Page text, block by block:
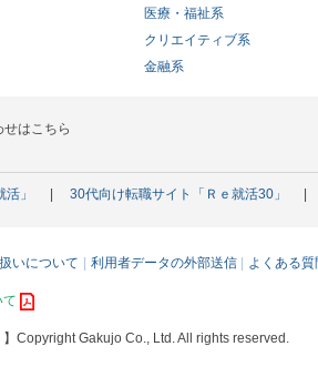
医療・福祉系
クリエイティブ系
金融系
はこちら
」 30代向け転職サイト「Ｒｅ就活30」
いについて 利用者データの外部送信 よくある質
Copyright Gakujo Co., Ltd. All rights reserved.